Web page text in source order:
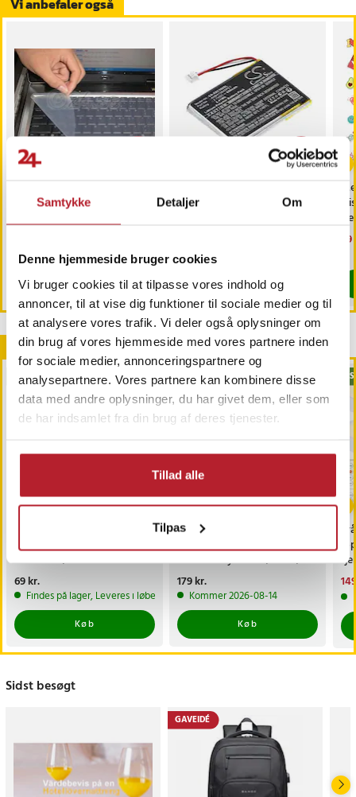
Samtykke Detaljer Om
Denne hjemmeside bruger cookies
Vi bruger cookies til at tilpasse vores indhold og
annoncer, til at vise dig funktioner til sociale medier og til
at analysere vores trafik. Vi deler også oplysninger om
din brug af vores hjemmeside med vores partnere inden
for sociale medier, annonceringspartnere og
analysepartnere. Vores partnere kan kombinere disse
data med andre oplysninger, du har givet dem, eller som
de har indsamlet fra din brug af deres tjenester.
Tillad alle
Tilpas
Vi anbefaler også
tastaturcover til effektiv
39 kr. Tidligere pris 69 kr.
Findes på lager, Leveres i løbet af 1-2 hverdage
Køb
-58%
headset til Sennheiser
29 kr.Tidligere pris
Sidste eksemplar
Køb
Andre købte også
BESTSELLERE
næsehår til Philips
OneBlade /
næsehårstrimmer /
næsetrimmerhoved
Pris:69 kr.
69 kr.
Findes på lager, Leveres i løbet af 1-2 hverdage
Køb
BESTSELLERE
Rullende knivsliber /
magnetisk slibestøtte /
diamantbryne 400/1000 /
faste slibevinkler
Pris:179 kr.
179 kr.
Kommer 2026-08-14
Køb
Sidst besøgt
GAVEIDÉ